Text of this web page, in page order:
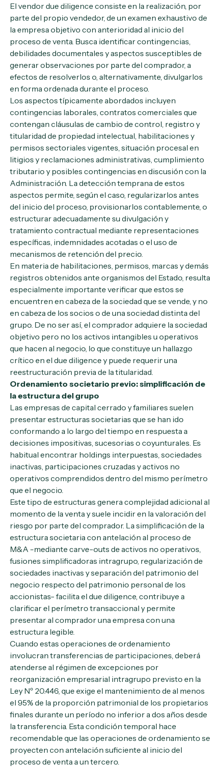
El vendor due diligence consiste en la realización, por
parte del propio vendedor, de un examen exhaustivo de
la empresa objetivo con anterioridad al inicio del
proceso de venta. Busca identificar contingencias,
debilidades documentales y aspectos susceptibles de
generar observaciones por parte del comprador, a
efectos de resolverlos o, alternativamente, divulgarlos
en forma ordenada durante el proceso.
Los aspectos típicamente abordados incluyen
contingencias laborales, contratos comerciales que
contengan cláusulas de cambio de control, registro y
titularidad de propiedad intelectual, habilitaciones y
permisos sectoriales vigentes, situación procesal en
litigios y reclamaciones administrativas, cumplimiento
tributario y posibles contingencias en discusión con la
Administración. La detección temprana de estos
aspectos permite, según el caso, regularizarlos antes
del inicio del proceso, provisionarlos contablemente, o
estructurar adecuadamente su divulgación y
tratamiento contractual mediante representaciones
específicas, indemnidades acotadas o el uso de
mecanismos de retención del precio.
En materia de habilitaciones, permisos, marcas y demás
registros obtenidos ante organismos del Estado, resulta
especialmente importante verificar que estos se
encuentren en cabeza de la sociedad que se vende, y no
en cabeza de los socios o de una sociedad distinta del
grupo. De no ser así, el comprador adquiere la sociedad
objetivo pero no los activos intangibles u operativos
que hacen al negocio, lo que constituye un hallazgo
crítico en el due diligence y puede requerir una
reestructuración previa de la titularidad.
Ordenamiento societario previo: simplificación de
la estructura del grupo
Las empresas de capital cerrado y familiares suelen
presentar estructuras societarias que se han ido
conformando a lo largo del tiempo en respuesta a
decisiones impositivas, sucesorias o coyunturales. Es
habitual encontrar holdings interpuestas, sociedades
inactivas, participaciones cruzadas y activos no
operativos comprendidos dentro del mismo perímetro
que el negocio.
Este tipo de estructuras genera complejidad adicional al
momento de la venta y suele incidir en la valoración del
riesgo por parte del comprador. La simplificación de la
estructura societaria con antelación al proceso de
M&A -mediante carve-outs de activos no operativos,
fusiones simplificadoras intragrupo, regularización de
sociedades inactivas y separación del patrimonio del
negocio respecto del patrimonio personal de los
accionistas- facilita el due diligence, contribuye a
clarificar el perímetro transaccional y permite
presentar al comprador una empresa con una
estructura legible.
Cuando estas operaciones de ordenamiento
involucran transferencias de participaciones, deberá
atenderse al régimen de excepciones por
reorganización empresarial intragrupo previsto en la
Ley Nº 20.446, que exige el mantenimiento de al menos
el 95% de la proporción patrimonial de los propietarios
finales durante un período no inferior a dos años desde
la transferencia. Esta condición temporal hace
recomendable que las operaciones de ordenamiento se
proyecten con antelación suficiente al inicio del
proceso de venta a un tercero.